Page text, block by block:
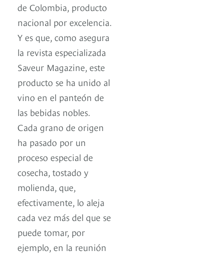
de Colombia, producto
nacional por excelencia.
Y es que, como asegura
la revista especializada
Saveur Magazine, este
producto se ha unido al
vino en el panteón de
las bebidas nobles.
Cada grano de origen
ha pasado por un
proceso especial de
cosecha, tostado y
molienda, que,
efectivamente, lo aleja
cada vez más del que se
puede tomar, por
ejemplo, en la reunión